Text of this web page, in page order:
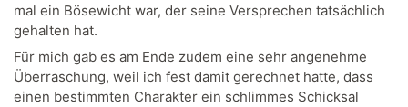
mal ein Bösewicht war, der seine Versprechen tatsächlich
gehalten hat.
Für mich gab es am Ende zudem eine sehr angenehme
Überraschung, weil ich fest damit gerechnet hatte, dass
einen bestimmten Charakter ein schlimmes Schicksal